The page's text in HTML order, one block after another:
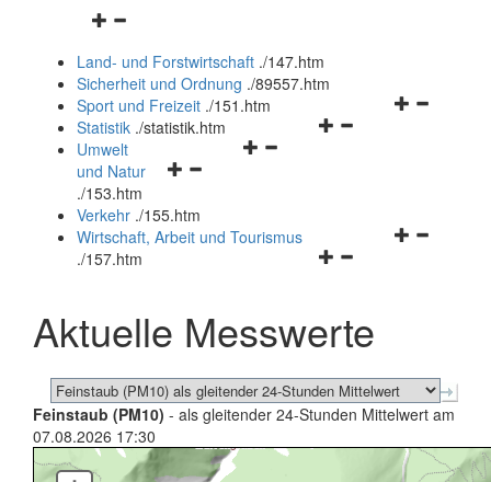
Navigationsmenü
und
schließen
Land- und Forstwirtschaft ./147.htm
Sicherheit und Ordnung ./89557.htm
Navigationsmenü
Sport und Freizeit ./151.htm
Navigationsmenü
Statistik ./statistik.htm
Navigationsmenü
und
schließen
Umwelt
und Natur
./153.htm
Verkehr ./155.htm
Navigationsmenü
schließen
Wirtschaft, Arbeit und Tourismus
./157.htm
Aktuelle Messwerte
Feinstaub (PM10) - als gleitender 24-Stunden Mittelwert am
07.08.2026 17:30